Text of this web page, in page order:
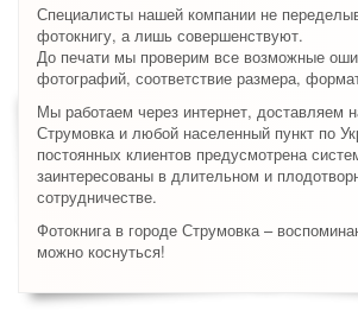
Специалисты нашей компании не
фотокнигу, а лишь совершенствуют.
До печати мы проверим все возможные
фотографий, соответствие размера,
Мы работаем через интернет, доставляем
Струмовка и любой населенный пункт по
постоянных клиентов предусмотрена
заинтересованы в длительном и
сотрудничестве.
Фотокнига в городе Струмовка –
можно коснуться!